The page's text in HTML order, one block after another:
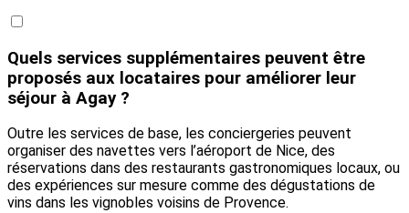
Quels services supplémentaires peuvent être
proposés aux locataires pour améliorer leur
séjour à Agay ?
Outre les services de base, les conciergeries peuvent
organiser des navettes vers l’aéroport de Nice, des
réservations dans des restaurants gastronomiques locaux, ou
des expériences sur mesure comme des dégustations de
vins dans les vignobles voisins de Provence.